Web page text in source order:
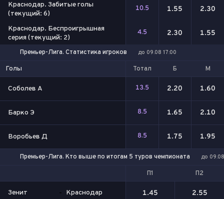
Краснодар. Забитые голы
(текущий: 6)
10.5 1.55 2.30
Краснодар. Беспроигрышная
серия (текущий: 2)
4.5 2.30 1.55
Премьер-Лига. Статистика игроков до 09.08 17:00
Голы Тотал Б М
Соболев А 13.5 2.20 1.60
Барко Э 8.5 1.65 2.10
Воробьев Д 8.5 1.75 1.95
Премьер-Лига. Кто выше по итогам 5 туров чемпионата до
П1 П2
Зенит - Краснодар 1.45 2.55